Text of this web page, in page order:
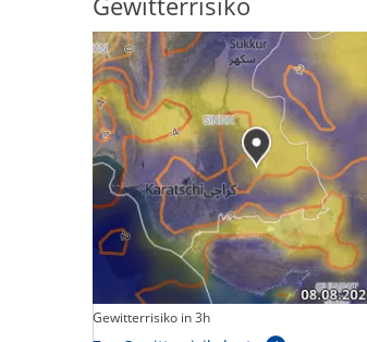
Gewitterrisiko in 3h